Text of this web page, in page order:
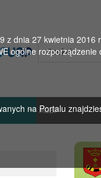
dnia 27 kwietnia 2016
ogólne
na Portalu
Wyszukaj
MGBP